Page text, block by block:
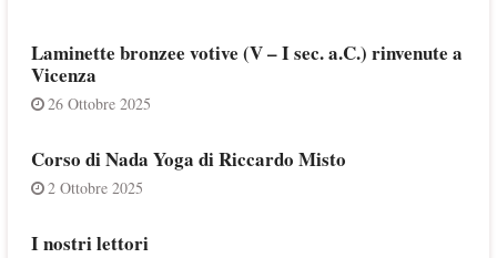
Laminette bronzee votive (V – I sec. a.C.) rinvenute a
Vicenza
26 Ottobre 2025
Corso di Nada Yoga di Riccardo Misto
2 Ottobre 2025
I nostri lettori